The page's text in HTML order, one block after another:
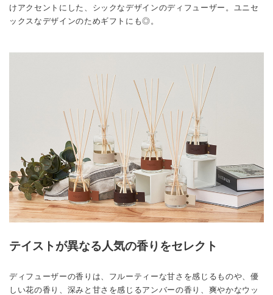
けアクセントにした、シックなデザインのディフューザー。ユニセ
ックスなデザインのためギフトにも◎。
テイストが異なる人気の香りをセレクト
ディフューザーの香りは、フルーティーな甘さを感じるものや、優
しい花の香り、深みと甘さを感じるアンバーの香り、爽やかなウッ